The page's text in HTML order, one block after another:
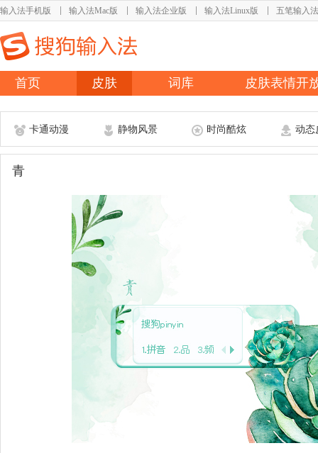
输入法手机版 输入法Mac版 输入法企业版 输入法Linux版 五笔输入法
首页 皮肤 词库 皮肤表情开
卡通动漫 静物风景 时尚酷炫 动态
青